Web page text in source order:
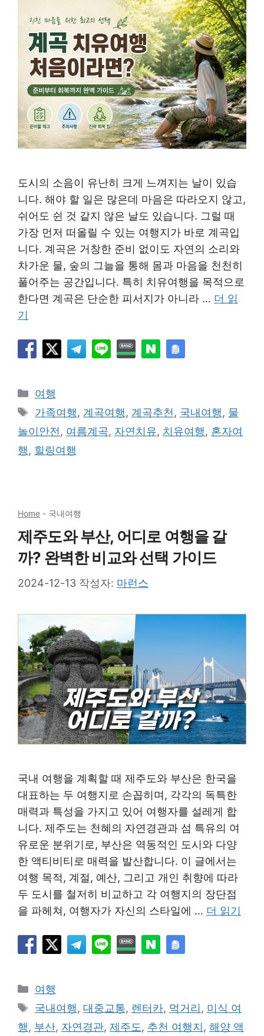
도시의 소음이 유난히 크게 느껴지는 날이 있습
니다. 해야 할 일은 많은데 마음은 따라오지 않고,
쉬어도 쉰 것 같지 않은 날도 있습니다. 그럴 때
가장 먼저 떠올릴 수 있는 여행지가 바로 계곡입
니다. 계곡은 거창한 준비 없이도 자연의 소리와
차가운 물, 숲의 그늘을 통해 몸과 마음을 천천히
풀어주는 공간입니다. 특히 치유여행을 목적으로
한다면 계곡은 단순한 피서지가 아니라 … 더 읽
기
카
테
리
여행
태
그
가족여행, 계곡여행, 계곡추천, 국내여행, 물
놀이안전, 여름계곡, 자연치유, 치유여행, 혼자여
행, 힐링여행
Home - 국내여행
제주도와 부산, 어디로 여행을 갈
까? 완벽한 비교와 선택 가이드
2024-12-13 작성자: 마런스
국내 여행을 계획할 때 제주도와 부산은 한국을
대표하는 두 여행지로 손꼽히며, 각각의 독특한
매력과 특성을 가지고 있어 여행자를 설레게 합
니다. 제주도는 천혜의 자연경관과 섬 특유의 여
유로운 분위기로, 부산은 역동적인 도시와 다양
한 액티비티로 매력을 발산합니다. 이 글에서는
여행 목적, 계절, 예산, 그리고 개인 취향에 따라
두 도시를 철저히 비교하고 각 여행지의 장단점
을 파헤쳐, 여행자가 자신의 스타일에 … 더 읽기
카
테
여행
태
그
국내여행, 대중교통, 렌터카, 먹거리 , 미식 여
행, 부산, 자연경관, 제주도 , 추천 여행지 , 해양 액